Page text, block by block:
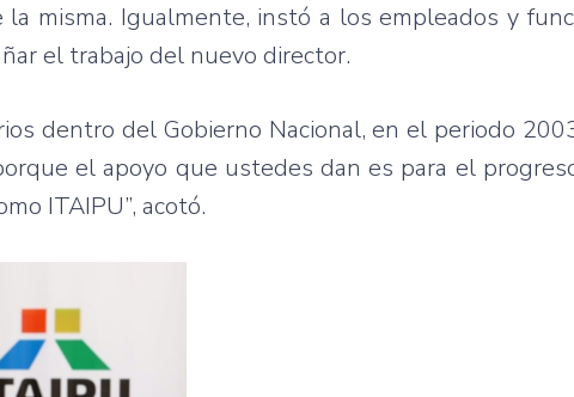
misma. Igualmente, instó a los empleados y
el trabajo del nuevo director.
dentro del Gobierno Nacional, en el periodo
el apoyo que ustedes dan es para el
ITAIPU”, acotó.